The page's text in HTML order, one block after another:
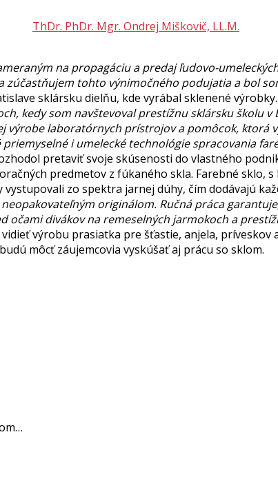
ThDr. PhDr. Mgr. Ondrej Miškovič, LL.M.
na propagáciu a predaj ľudovo-
tohto výnimočného podujatia a bol
sklársku dielňu, kde vyrábal sklenené výrobky.
kedy som navštevoval prestížnu sklársku školu
laboratórnych prístrojov a pomôcok, ktorá
i umelecké technológie spracovania
pretaviť svoje skúsenosti do vlastného
predmetov z fúkaného skla. Farebné sklo,
zo spektra jarnej dúhy, čím dodávajú
originálom. Ručná práca
divákov na remeselných jarmokoch a
výrobu prasiatka pre šťastie, anjela, príveskov
môcť záujemcovia vyskúšať aj prácu so sklom.